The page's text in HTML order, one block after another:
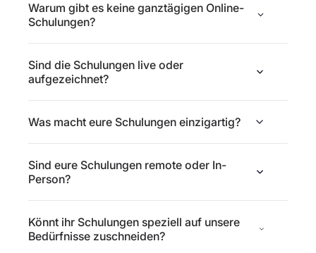
Warum gibt es keine ganztägigen Online-
Schulungen?
Sind die Schulungen live oder
aufgezeichnet?
Was macht eure Schulungen einzigartig?
Sind eure Schulungen remote oder In-
Person?
Könnt ihr Schulungen speziell auf unsere
Bedürfnisse zuschneiden?